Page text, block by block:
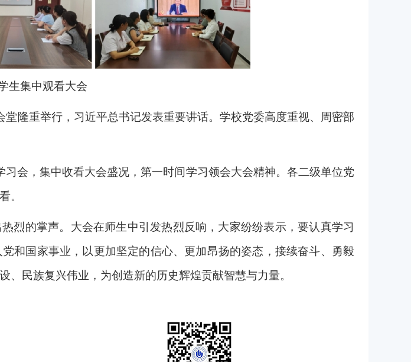
生集中观看大会
隆重举行， 习近平总书记发表重要讲话。 学校党委高度重视、周密部
习会，集中收看大会盛况，第一时间学习领会大会精神。各二级单位党
。
烈的掌声。大会在师生中引发热烈反响，大家纷纷表示，要认真学习
和国家事业，以更加坚定的信心、更加昂扬的姿态，接续奋斗、勇毅
民族复兴伟业，为创造新的历史辉煌贡献智慧与力量。